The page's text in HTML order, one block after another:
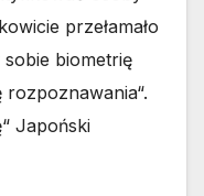
przełamało
sobie biometrię
Japoński